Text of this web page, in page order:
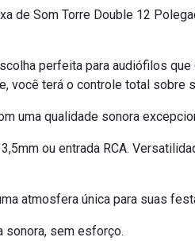
de Som Torre Double 12
perfeita para audiófilos
você terá o controle total sobre
uma qualidade sonora
ou entrada RCA.
atmosfera única para suas
sonora, sem esforço.